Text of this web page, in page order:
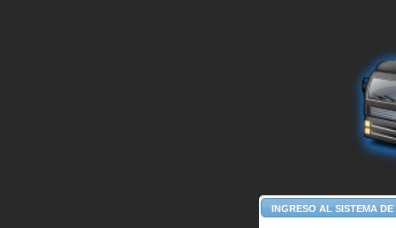
INGRESO AL SISTEMA